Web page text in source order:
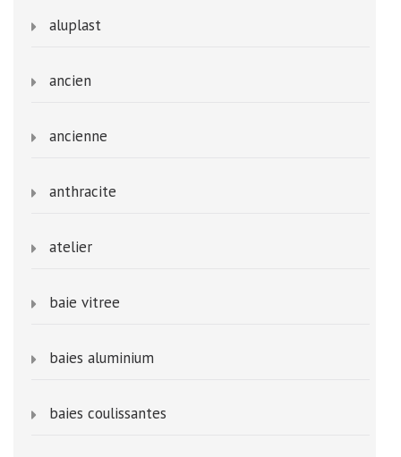
aluplast
ancien
ancienne
anthracite
atelier
baie vitree
baies aluminium
baies coulissantes